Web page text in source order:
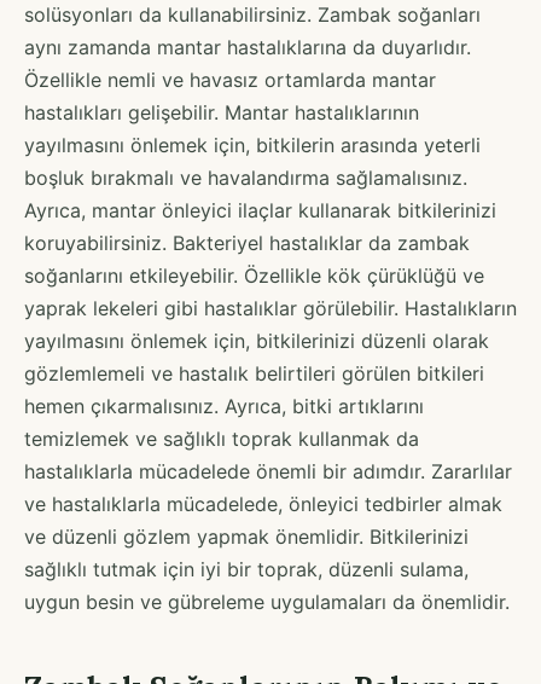
solüsyonları da kullanabilirsiniz. Zambak soğanları
aynı zamanda mantar hastalıklarına da duyarlıdır.
Özellikle nemli ve havasız ortamlarda mantar
hastalıkları gelişebilir. Mantar hastalıklarının
yayılmasını önlemek için, bitkilerin arasında yeterli
boşluk bırakmalı ve havalandırma sağlamalısınız.
Ayrıca, mantar önleyici ilaçlar kullanarak bitkilerinizi
koruyabilirsiniz. Bakteriyel hastalıklar da zambak
soğanlarını etkileyebilir. Özellikle kök çürüklüğü ve
yaprak lekeleri gibi hastalıklar görülebilir. Hastalıkların
yayılmasını önlemek için, bitkilerinizi düzenli olarak
gözlemlemeli ve hastalık belirtileri görülen bitkileri
hemen çıkarmalısınız. Ayrıca, bitki artıklarını
temizlemek ve sağlıklı toprak kullanmak da
hastalıklarla mücadelede önemli bir adımdır. Zararlılar
ve hastalıklarla mücadelede, önleyici tedbirler almak
ve düzenli gözlem yapmak önemlidir. Bitkilerinizi
sağlıklı tutmak için iyi bir toprak, düzenli sulama,
uygun besin ve gübreleme uygulamaları da önemlidir.